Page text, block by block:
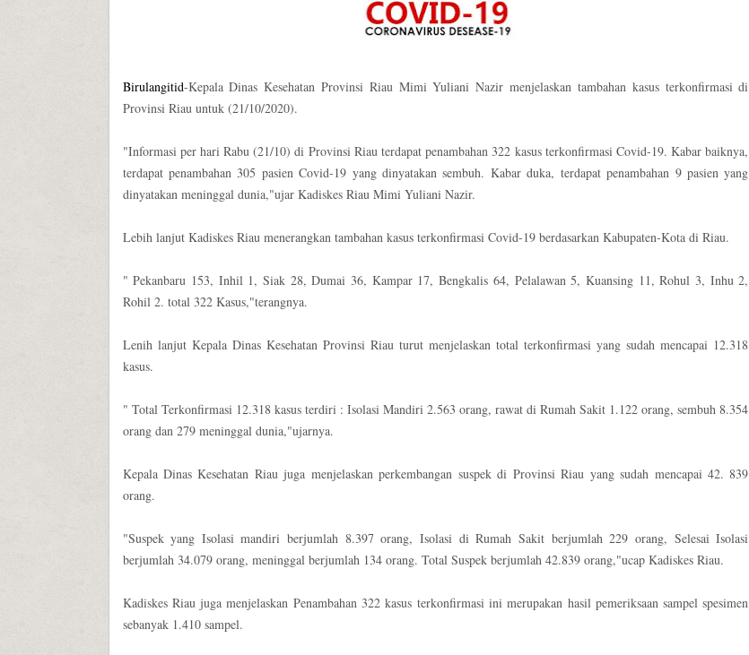
Birulangitid-Kepala Dinas Kesehatan Provinsi Riau Mimi Yuliani Nazir menjelaskan tambahan kasus terkonfirmasi di
Provinsi Riau untuk (21/10/2020).
"Informasi per hari Rabu (21/10) di Provinsi Riau terdapat penambahan 322 kasus terkonfirmasi Covid-19. Kabar baiknya,
terdapat penambahan 305 pasien Covid-19 yang dinyatakan sembuh. Kabar duka, terdapat penambahan 9 pasien yang
dinyatakan meninggal dunia,"ujar Kadiskes Riau Mimi Yuliani Nazir.
Lebih lanjut Kadiskes Riau menerangkan tambahan kasus terkonfirmasi Covid-19 berdasarkan Kabupaten-Kota di Riau.
" Pekanbaru 153, Inhil 1, Siak 28, Dumai 36, Kampar 17, Bengkalis 64, Pelalawan 5, Kuansing 11, Rohul 3, Inhu 2,
Rohil 2. total 322 Kasus,"terangnya.
Lenih lanjut Kepala Dinas Kesehatan Provinsi Riau turut menjelaskan total terkonfirmasi yang sudah mencapai 12.318
kasus.
" Total Terkonfirmasi 12.318 kasus terdiri : Isolasi Mandiri 2.563 orang, rawat di Rumah Sakit 1.122 orang, sembuh 8.354
orang dan 279 meninggal dunia,"ujarnya.
Kepala Dinas Kesehatan Riau juga menjelaskan perkembangan suspek di Provinsi Riau yang sudah mencapai 42. 839
orang.
"Suspek yang Isolasi mandiri berjumlah 8.397 orang, Isolasi di Rumah Sakit berjumlah 229 orang, Selesai Isolasi
berjumlah 34.079 orang, meninggal berjumlah 134 orang. Total Suspek berjumlah 42.839 orang,"ucap Kadiskes Riau.
Kadiskes Riau juga menjelaskan Penambahan 322 kasus terkonfirmasi ini merupakan hasil pemeriksaan sampel spesimen
sebanyak 1.410 sampel.